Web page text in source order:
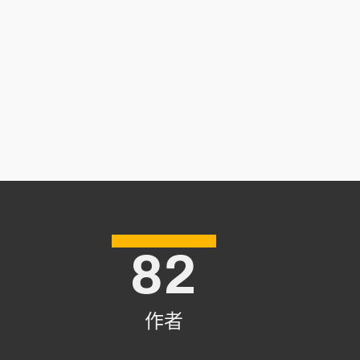
作者
82